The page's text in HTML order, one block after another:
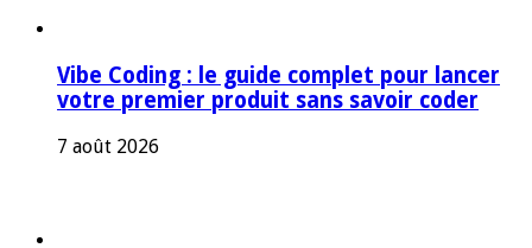
Vibe Coding : le guide complet pour lancer
votre premier produit sans savoir coder
7 août 2026